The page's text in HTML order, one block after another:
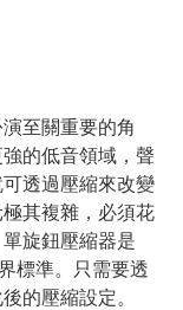
至關重要的角
的低音領域，聲
透過壓縮來改變
其複雜，必須花
旋鈕壓縮器是
標準。只需要透
的壓縮設定。